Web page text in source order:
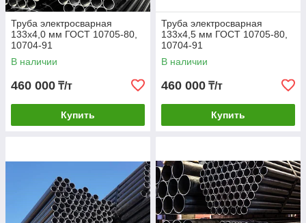
Труба электросварная
133х4,0 мм ГОСТ 10705-80,
10704-91
В наличии
460 000 ₸/т
Купить
Труба электросварная
133х4,5 мм ГОСТ 10705-80,
10704-91
В наличии
460 000 ₸/т
Купить